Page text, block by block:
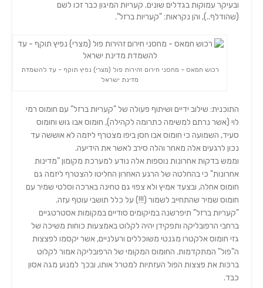
ובעיקר עמוקות בגדלים שונים. קעריות המיגון כבר זכו לשם
(שהודלף..), והן נקראות: "קעריות ברזל".
רכוש חמאס – מחסני חירום זהירות פול (מצרי) נפיץ תוקף – עד להשמדת
מדינת ישראל
התוכנית: שילוב ידיים ושיתוף פעולה של "קעריות ברזל" עם חומוס רמי
לוי (אשר נרתם למשימה כתרומה לקהילה), חומוס אבו גוש וחומוס
סעיד, השמועה כי חומוס אבו חסן ביפו מצטרף ליזמה לא אוששה עד
נכון לרגעים אלה מאחר והלה סירב לאשר את הידיעה.
וממש בדקות אחרונות נוספות אלה נודע למערכת מקומון "מדינות
אחרונות" כי בהחלטה של הרגע האחרון החליטו להצטרף ליזמה גם
חומוס אחלה, ובצעד אמיץ ולא צפוי גם טחינה בארכה וסלטי שמיר עם
חומוס שמיר שהתחייב לשמור (!!!) על כלל תושבי עוטף עזה.
"קעריות ברזל" תיפרשנה במיקומים סודיים במקומות אסטרטגיים
ברחבי הרפובליקה ותפקידן יהיה לקלוט באמצעות כוחות משיכה של
גזי חומוס אלקטרו מגנטי משוכללים ורעלניים, אשר יקסמו לפצצות
ה"פול" המתקדמות. החומוס המקומי של הרפובליקה אמור לקלוט
ברכּות את פצצות הפול העזתיות למטרל אותו, ובכך למנוע מגה אסון
כבד.